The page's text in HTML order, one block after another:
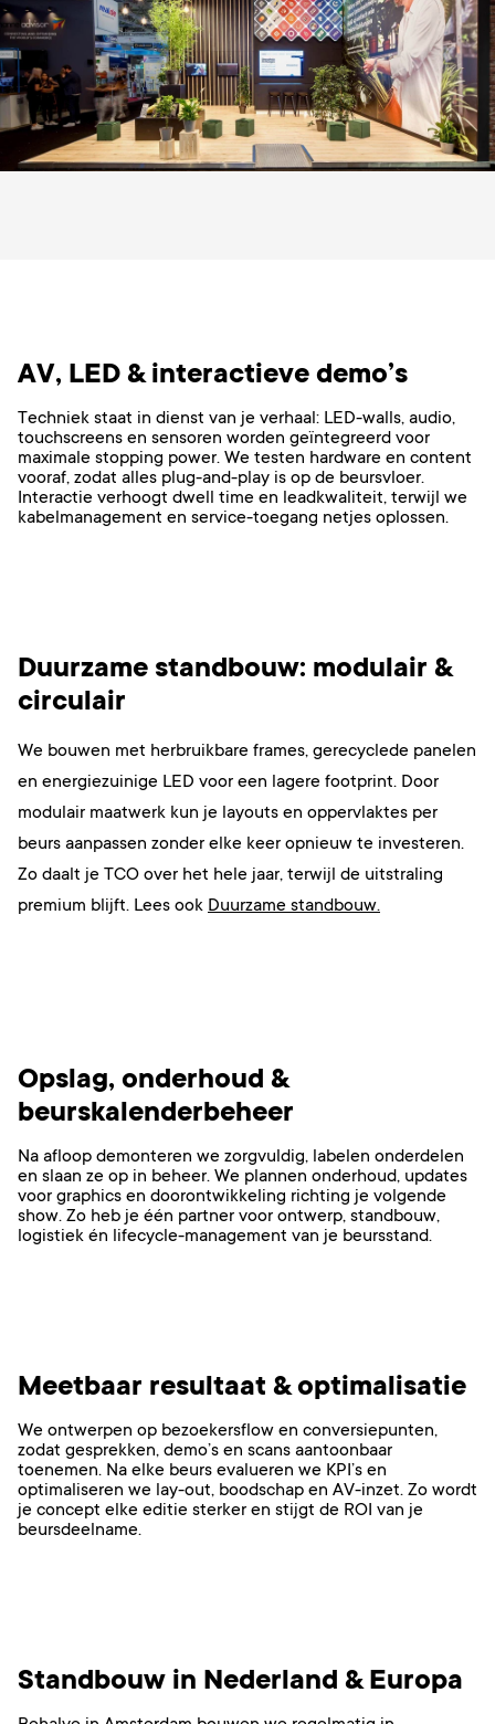
AV, LED & interactieve demo’s
Techniek staat in dienst van je verhaal: LED-walls, audio,
touchscreens en sensoren worden geïntegreerd voor
maximale stopping power. We testen hardware en content
vooraf, zodat alles plug-and-play is op de beursvloer.
Interactie verhoogt dwell time en leadkwaliteit, terwijl we
kabelmanagement en service-toegang netjes oplossen.
Duurzame standbouw: modulair &
circulair
We bouwen met herbruikbare frames, gerecyclede panelen
en energiezuinige LED voor een lagere footprint. Door
modulair maatwerk kun je layouts en oppervlaktes per
beurs aanpassen zonder elke keer opnieuw te investeren.
Zo daalt je TCO over het hele jaar, terwijl de uitstraling
premium blijft. Lees ook Duurzame standbouw.
Opslag, onderhoud &
beurskalenderbeheer
Na afloop demonteren we zorgvuldig, labelen onderdelen
en slaan ze op in beheer. We plannen onderhoud, updates
voor graphics en doorontwikkeling richting je volgende
show. Zo heb je één partner voor ontwerp, standbouw,
logistiek én lifecycle-management van je beursstand.
Meetbaar resultaat & optimalisatie
We ontwerpen op bezoekersflow en conversiepunten,
zodat gesprekken, demo’s en scans aantoonbaar
toenemen. Na elke beurs evalueren we KPI’s en
optimaliseren we lay-out, boodschap en AV-inzet. Zo wordt
je concept elke editie sterker en stijgt de ROI van je
beursdeelname.
Standbouw in Nederland & Europa